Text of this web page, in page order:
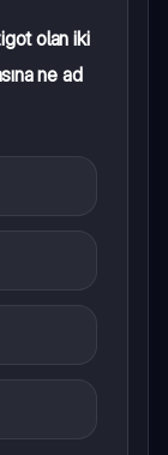
olan iki
ne ad